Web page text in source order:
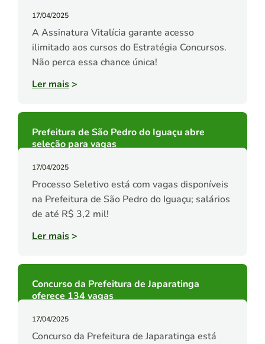
17/04/2025
A Assinatura Vitalícia garante acesso
ilimitado aos cursos do Estratégia Concursos.
Não perca essa chance única!
Ler mais>
Prefeitura de São Pedro do Iguaçu abre
seleção para vagas
17/04/2025
Processo Seletivo está com vagas disponíveis
na Prefeitura de São Pedro do Iguaçu; salários
de até R$ 3,2 mil!
Ler mais>
Concurso da Prefeitura de Japaratinga
oferece 134 vagas
17/04/2025
Concurso da Prefeitura de Japaratinga está